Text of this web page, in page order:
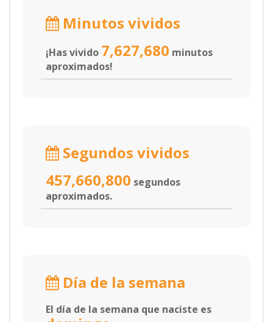
Minutos vividos
¡Has vivido 7,627,680 minutos
aproximados!
Segundos vividos
457,660,800 segundos
aproximados.
Día de la semana
El día de la semana que naciste es